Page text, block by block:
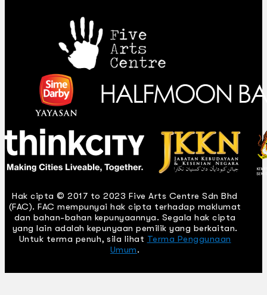
Hak cipta © 2017 to 2023 Five Arts Centre Sdn Bhd
(FAC). FAC mempunyai hak cipta terhadap maklumat
dan bahan-bahan kepunyaannya. Segala hak cipta
yang lain adalah kepunyaan pemilik yang berkaitan.
Untuk terma penuh, sila lihat Terma Penggunaan
Umum.